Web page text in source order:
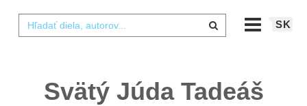
SK
Svätý Júda Tadeáš